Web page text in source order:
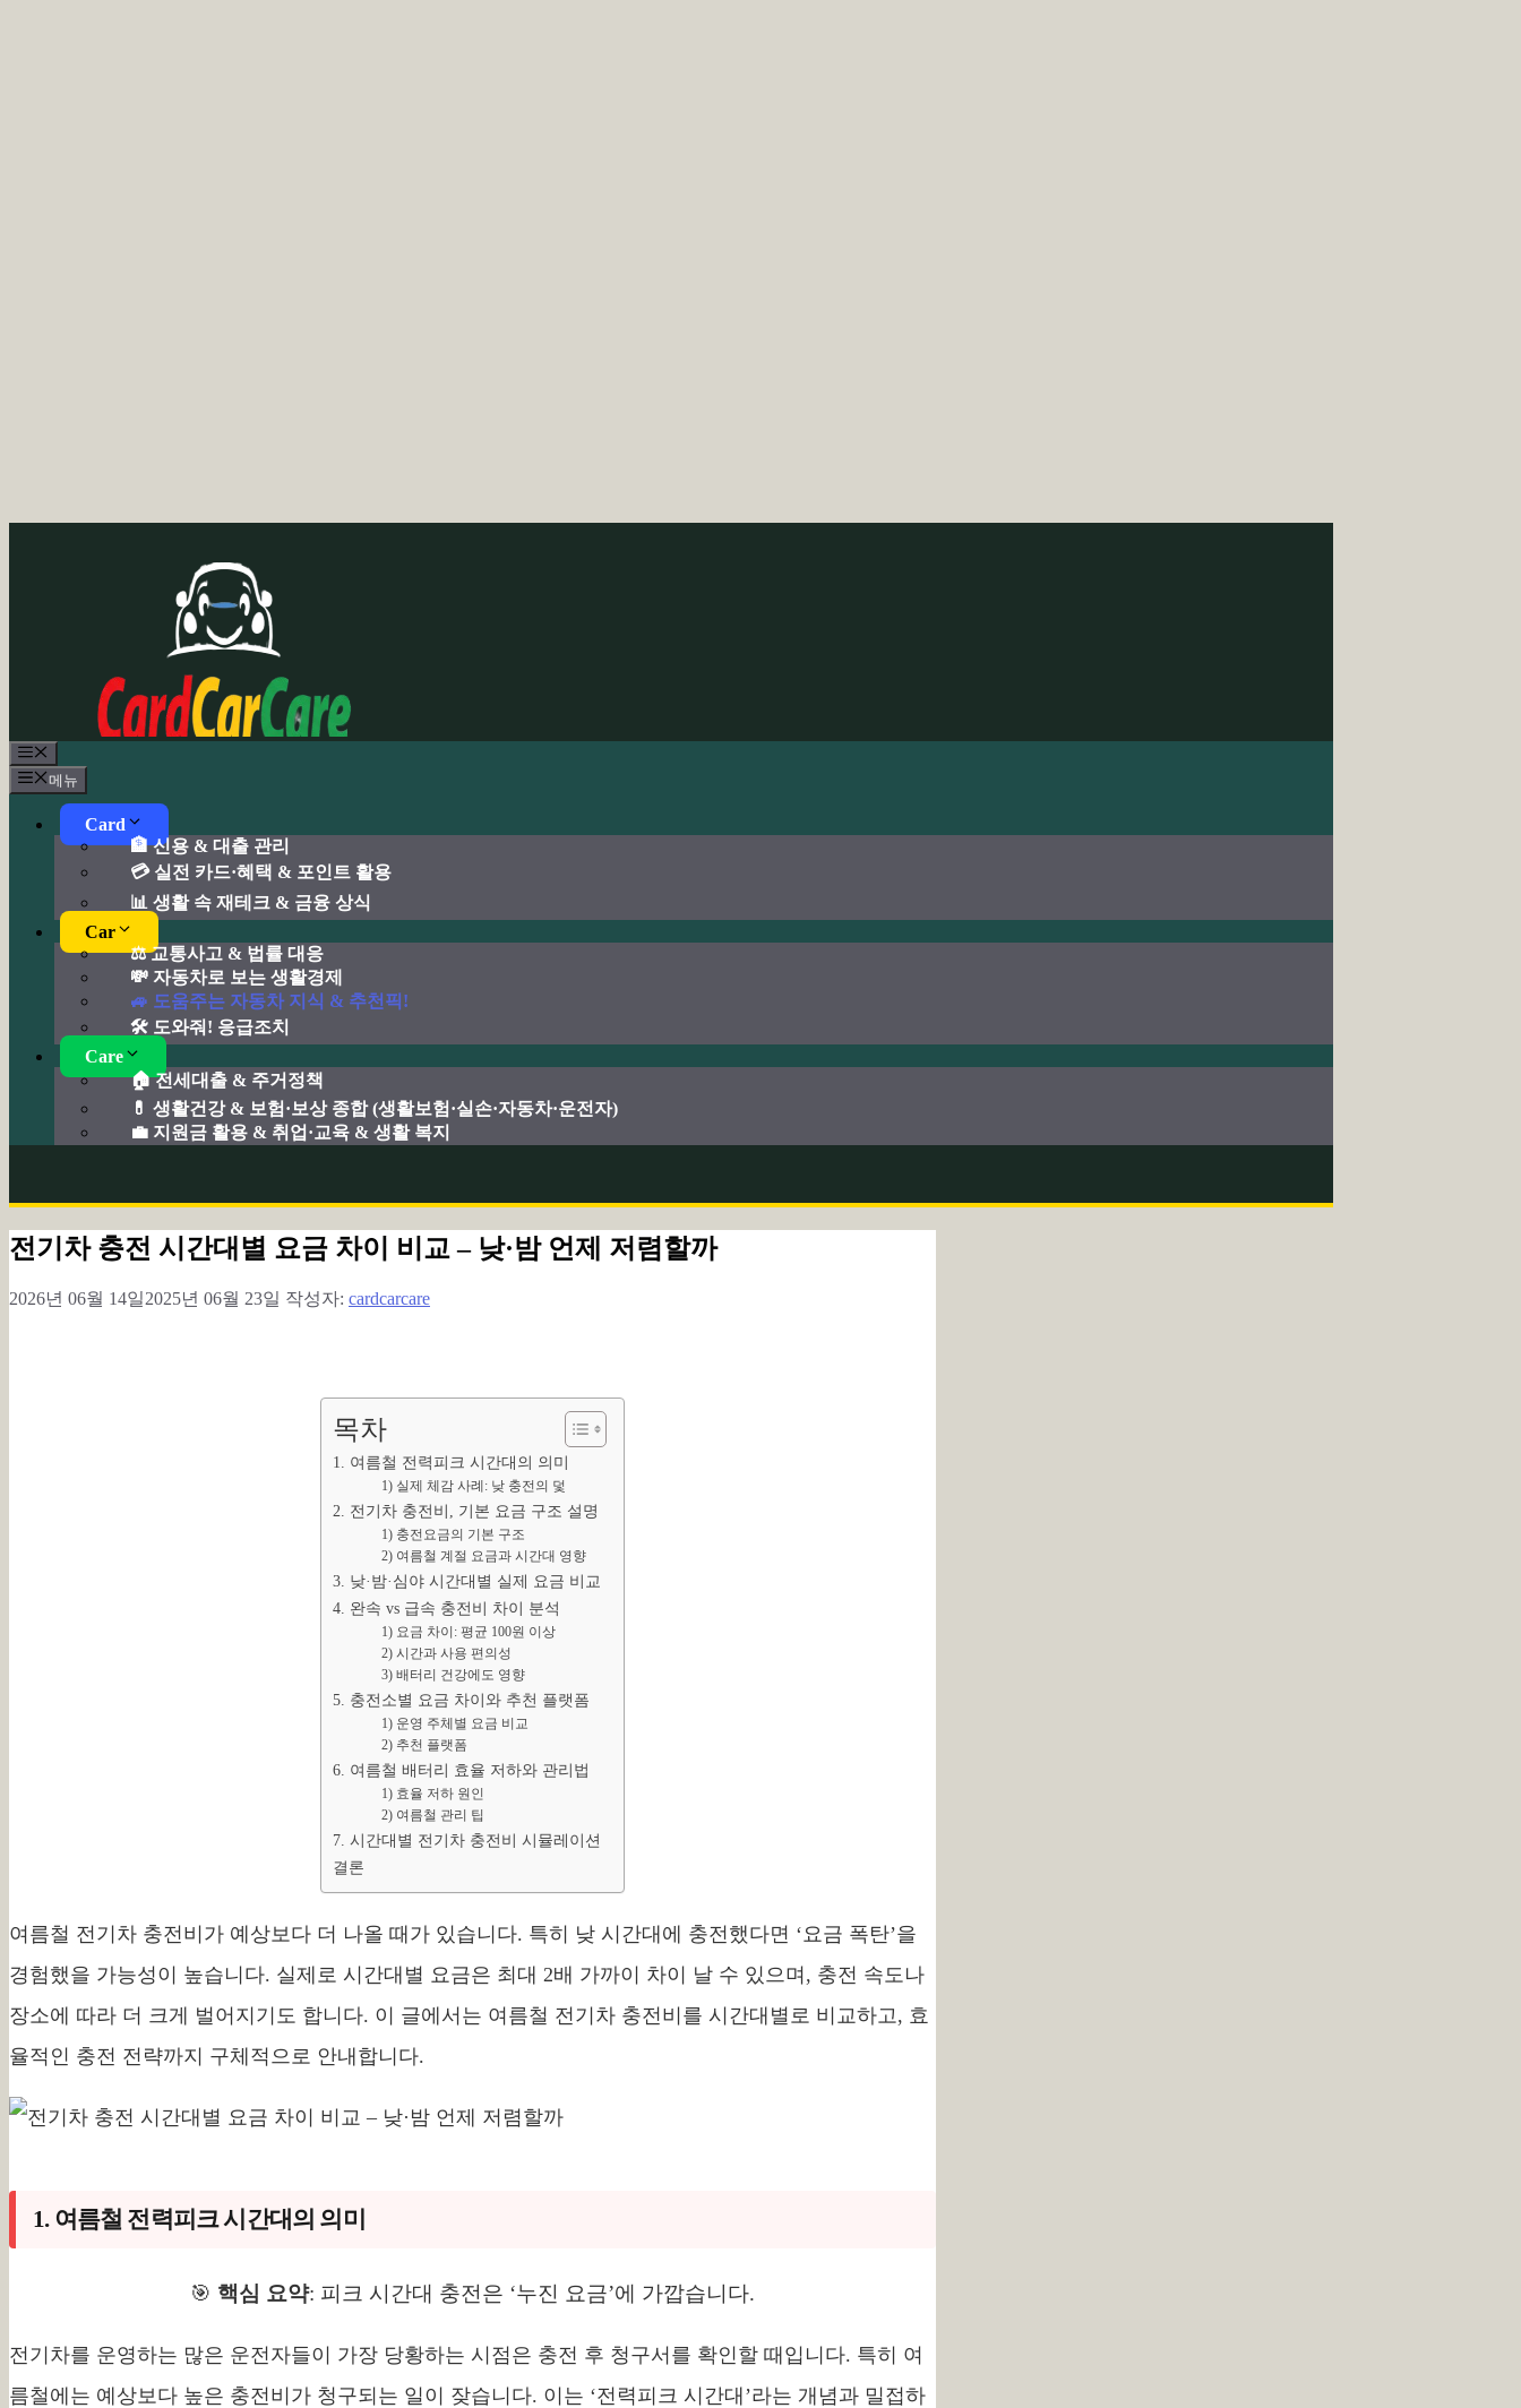
뉴
메뉴
Card
🏦 신용 & 대출 관리
💳 실전 카드·혜택 & 포인트 활용
📊 생활 속 재테크 & 금융 상식
Car
⚖️ 교통사고 & 법률 대응
💸 자동차로 보는 생활경제
🚙 도움주는 자동차 지식 & 추천픽!
🛠️ 도와줘! 응급조치
Care
🏠 전세대출 & 주거정책
💊 생활건강 & 보험·보상 종합 (생활보험·실손·자동차·운전자)
💼 지원금 활용 & 취업·교육 & 생활 복지
전기차 충전 시간대별 요금 차이 비교 – 낮·밤 언제 저렴할까
2026년 06월 14일2025년 06월 23일 작성자: cardcarcare
목차
1. 여름철 전력피크 시간대의 의미
1) 실제 체감 사례: 낮 충전의 덫
2. 전기차 충전비, 기본 요금 구조 설명
1) 충전요금의 기본 구조
2) 여름철 계절 요금과 시간대 영향
3. 낮·밤·심야 시간대별 실제 요금 비교
4. 완속 vs 급속 충전비 차이 분석
1) 요금 차이: 평균 100원 이상
2) 시간과 사용 편의성
3) 배터리 건강에도 영향
5. 충전소별 요금 차이와 추천 플랫폼
1) 운영 주체별 요금 비교
2) 추천 플랫폼
6. 여름철 배터리 효율 저하와 관리법
1) 효율 저하 원인
2) 여름철 관리 팁
7. 시간대별 전기차 충전비 시뮬레이션
결론
여름철 전기차 충전비가 예상보다 더 나올 때가 있습니다. 특히 낮 시간대에 충전했다면 ‘요금 폭탄’을
경험했을 가능성이 높습니다. 실제로 시간대별 요금은 최대 2배 가까이 차이 날 수 있으며, 충전 속도나
장소에 따라 더 크게 벌어지기도 합니다. 이 글에서는 여름철 전기차 충전비를 시간대별로 비교하고, 효
율적인 충전 전략까지 구체적으로 안내합니다.
1. 여름철 전력피크 시간대의 의미
🎯 핵심 요약: 피크 시간대 충전은 ‘누진 요금’에 가깝습니다.
전기차를 운영하는 많은 운전자들이 가장 당황하는 시점은 충전 후 청구서를 확인할 때입니다. 특히 여
름철에는 예상보다 높은 충전비가 청구되는 일이 잦습니다. 이는 ‘전력피크 시간대’라는 개념과 밀접하